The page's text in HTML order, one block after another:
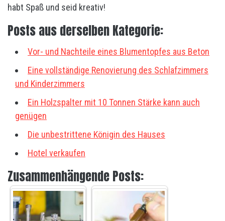
habt Spaß und seid kreativ!
Posts aus derselben Kategorie:
Vor- und Nachteile eines Blumentopfes aus Beton
Eine vollständige Renovierung des Schlafzimmers
und Kinderzimmers
Ein Holzspalter mit 10 Tonnen Stärke kann auch
genügen
Die unbestrittene Königin des Hauses
Hotel verkaufen
Zusammenhängende Posts: